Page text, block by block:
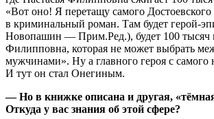
«Вот оно! Я перетащу самого Достоевского
в криминальный роман. Там будет герой-
Новопашин — Прим.Ред.), будет 100 тысяч
Филипповна, которая не может выбрать
мужчинами». Ну а главного героя с самого
И тут он стал Онегиным.
— Но в книжке описана и другая,
Откуда у вас знания об этой сфере?